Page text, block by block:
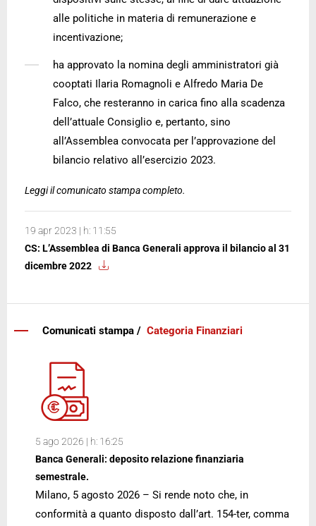
alle politiche in materia di remunerazione e
incentivazione;
ha approvato la nomina degli amministratori già
cooptati Ilaria Romagnoli e Alfredo Maria De
Falco, che resteranno in carica fino alla scadenza
dell’attuale Consiglio e, pertanto, sino
all’Assemblea convocata per l’approvazione del
bilancio relativo all’esercizio 2023.
Leggi il comunicato stampa completo.
19 apr 2023 | h: 11:55
CS: L’Assemblea di Banca Generali approva il bilancio al 31
dicembre 2022
Comunicati stampa / Categoria Finanziari
5 ago 2026 | h: 16:25
Banca Generali: deposito relazione finanziaria
semestrale.
Milano, 5 agosto 2026 – Si rende noto che, in
conformità a quanto disposto dall’art. 154-ter, comma